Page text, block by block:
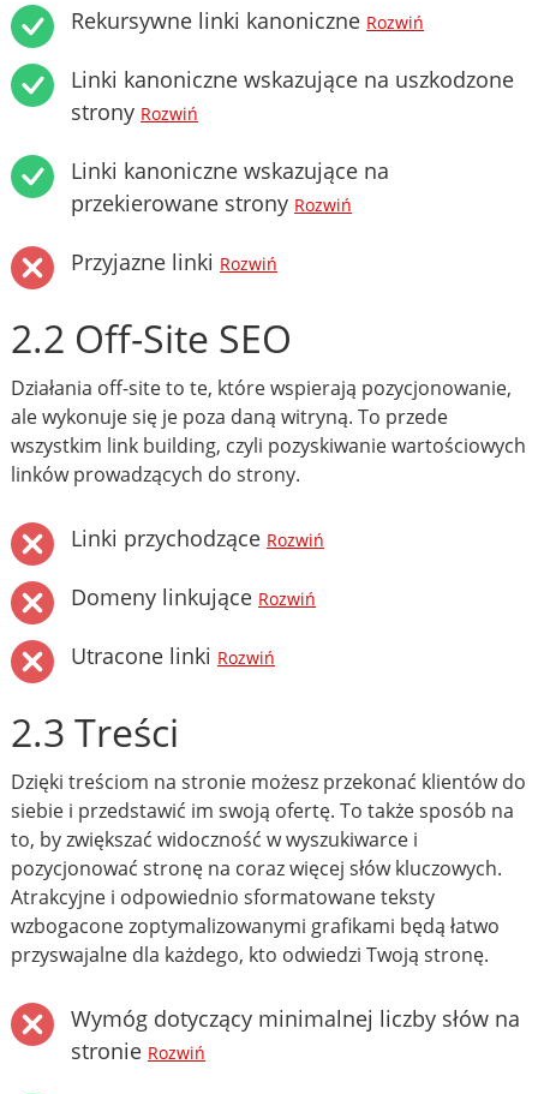
Rekursywne linki kanoniczne Rozwiń
Linki kanoniczne wskazujące na uszkodzone
strony Rozwiń
Linki kanoniczne wskazujące na
przekierowane strony Rozwiń
Przyjazne linki Rozwiń
2.2 Off-Site SEO
Działania off-site to te, które wspierają pozycjonowanie,
ale wykonuje się je poza daną witryną. To przede
wszystkim link building, czyli pozyskiwanie wartościowych
linków prowadzących do strony.
Linki przychodzące Rozwiń
Domeny linkujące Rozwiń
Utracone linki Rozwiń
2.3 Treści
Dzięki treściom na stronie możesz przekonać klientów do
siebie i przedstawić im swoją ofertę. To także sposób na
to, by zwiększać widoczność w wyszukiwarce i
pozycjonować stronę na coraz więcej słów kluczowych.
Atrakcyjne i odpowiednio sformatowane teksty
wzbogacone zoptymalizowanymi grafikami będą łatwo
przyswajalne dla każdego, kto odwiedzi Twoją stronę.
Wymóg dotyczący minimalnej liczby słów na
stronie Rozwiń